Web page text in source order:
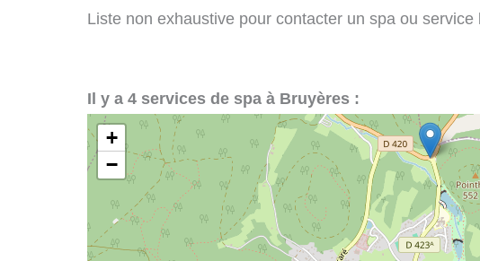
Liste non exhaustive pour contacter un spa ou
Il y a 4 services de spa à Bruyères :
+
−